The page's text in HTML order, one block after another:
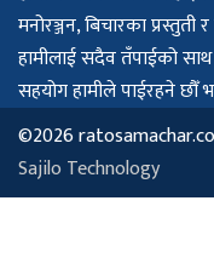
मनोरञ्जन, बिचारका प्रस्तुती
हामीलाई सदैव तँपाईको
सहयोग हामीले पाईरहने छौँ
©2026
Sajilo Technology